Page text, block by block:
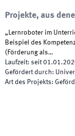
Projekte, aus
„Lernroboter im
Beispiel des
(Förderung als…
Laufzeit: seit
Gefördert durch:
Art des Projekts: